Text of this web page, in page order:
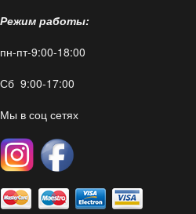
Режим работы:
пн-пт-9:00-18:00
Сб 9:00-17:00
Мы в соц сетях